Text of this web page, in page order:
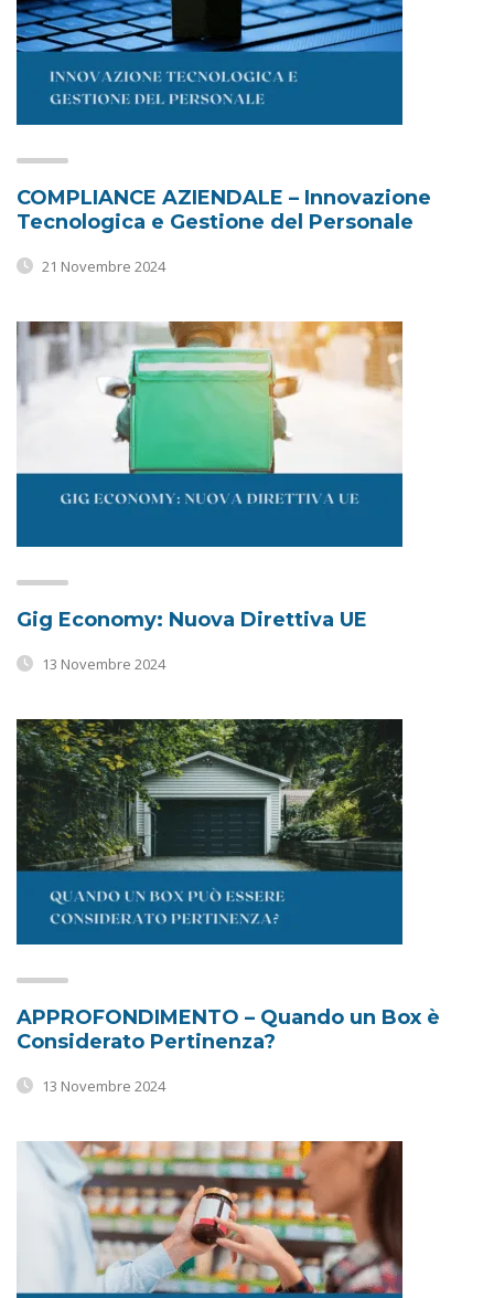
COMPLIANCE AZIENDALE – Innovazione
Tecnologica e Gestione del Personale
21 Novembre 2024
Gig Economy: Nuova Direttiva UE
13 Novembre 2024
APPROFONDIMENTO – Quando un Box è
Considerato Pertinenza?
13 Novembre 2024